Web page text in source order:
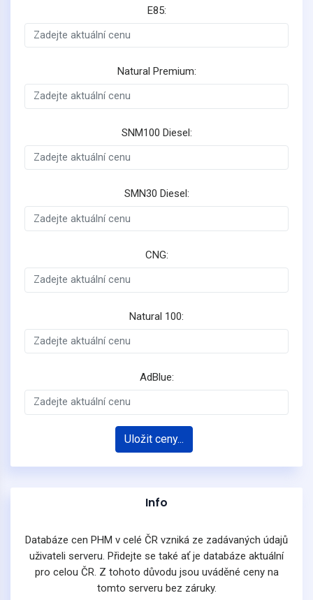
E85:
Natural Premium:
SNM100 Diesel:
SMN30 Diesel:
CNG:
Natural 100:
AdBlue:
Uložit ceny...
Info
Databáze cen PHM v celé ČR vzniká ze zadávaných údajů
uživateli serveru. Přidejte se také ať je databáze aktuální
pro celou ČR. Z tohoto důvodu jsou uváděné ceny na
tomto serveru bez záruky.